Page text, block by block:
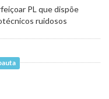
PL que dispõe
ruidosos